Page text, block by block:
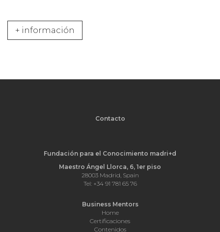
+ información
Contacto
Fundación para el Conocimiento madri+d
Maestro Ángel Llorca, 6, 1er piso
28003 Madrid, Spain
Tel: +34 91 781 65 76
Business Mentors
Home
Certificaciones
Contenidos